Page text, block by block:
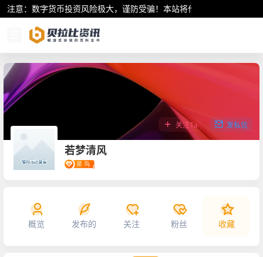
注意：数字货币投资风险极大，谨防受骗！本站将作为行业资讯共享
若梦清风
关注Ta 发私信
概览 发布的 关注 粉丝 收藏